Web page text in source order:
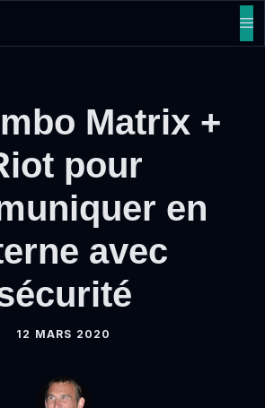
Matrix +
pour
en
avec
12 MARS 2020